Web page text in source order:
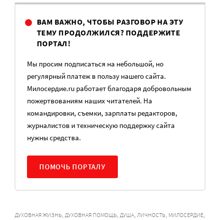
ВАМ ВАЖНО, ЧТОБЫ РАЗГОВОР НА ЭТУ
ТЕМУ ПРОДОЛЖИЛСЯ? ПОДДЕРЖИТЕ
ПОРТАЛ!
Мы просим подписаться на небольшой, но
регулярный платеж в пользу нашего сайта.
Милосердие.ru работает благодаря добровольным
пожертвованиям наших читателей. На
командировки, съемки, зарплаты редакторов,
журналистов и техническую поддержку сайта
нужны средства.
ПОМОЧЬ ПОРТАЛУ
ДУХОВНАЯ ЖИЗНЬ, ДУХОВНАЯ ПОМОЩЬ, ДУША, ЛИЧНОСТЬ, МИЛОСЕРДИЕ,